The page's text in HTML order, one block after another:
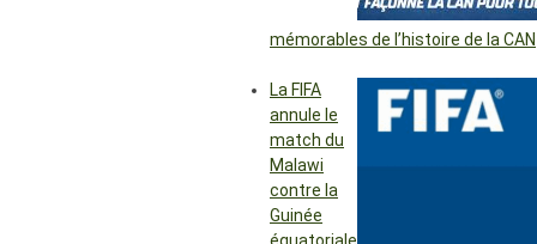
mémorables de l’histoire de la CAN
La FIFA
annule le
match du
Malawi
contre la
Guinée
équatoriale